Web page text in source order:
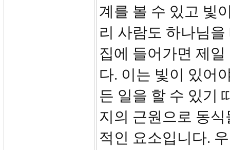
계를 볼 수 있고 빛
리 사람도 하나님
집에 들어가면 제
다. 이는 빛이 있어
든 일을 할 수 있기
지의 근원으로 동
적인 요소입니다.